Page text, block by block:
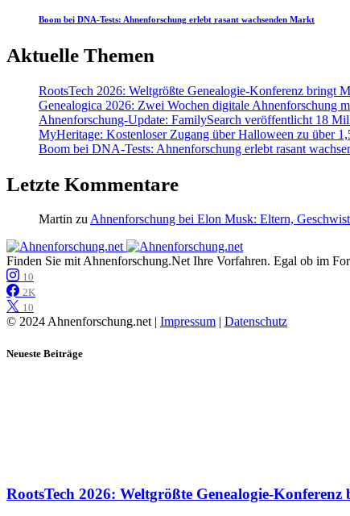
Boom bei DNA-Tests: Ahnenforschung erlebt rasant wachsenden Markt
Aktuelle Themen
RootsTech 2026: Weltgrößte Genealogie-Konferenz bringt
Genealogica 2026: Zwei Wochen digitale Ahnenforschung
Ahnenforschung-Update: FamilySearch veröffentlicht 18
MyHeritage: Kostenloser Zugang über Halloween zu über
Boom bei DNA-Tests: Ahnenforschung erlebt rasant
Letzte Kommentare
Martin zuAhnenforschung bei Elon Musk: Eltern,
Finden Sie mit Ahnenforschung.Net Ihre Vorfahren. Egal ob im
10
2K
10
© 2024 Ahnenforschung.net | Impressum Datenschutz
Neueste Beiträge
RootsTech 2026: Weltgrößte Genealogie-